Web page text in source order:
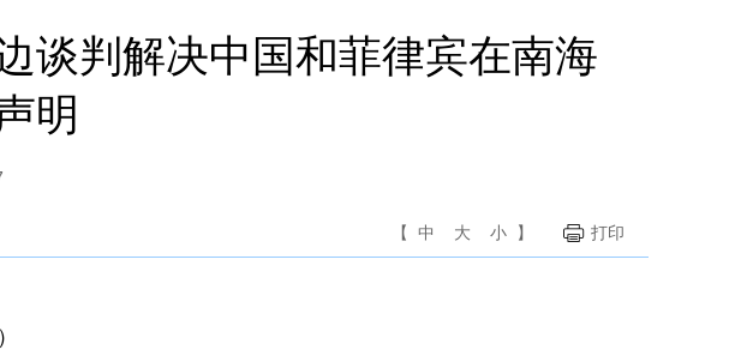
谈判解决中国和菲律宾在南海
明
【 中 大 小 】 打印